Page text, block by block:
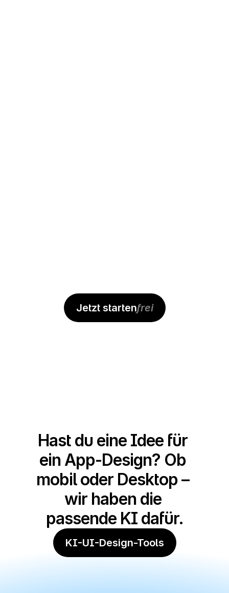
Jetzt startenfrei
Hast du eine Idee für
ein App-Design? Ob
mobil oder Desktop –
wir haben die
passende KI dafür.
KI-UI-Design-Tools